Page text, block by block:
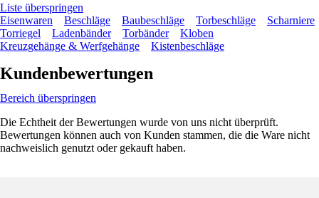
Liste überspringen
Eisenwaren
Beschläge Baubeschläge Torbeschläge
Scharniere
Torriegel
Ladenbänder Torbänder
Kloben
Kreuzgehänge & Werfgehänge
Kistenbeschläge
Kundenbewertungen
Bereich überspringen
Die Echtheit der Bewertungen wurde von uns nicht überprüft.
Bewertungen können auch von Kunden stammen, die die Ware nicht
nachweislich genutzt oder gekauft haben.